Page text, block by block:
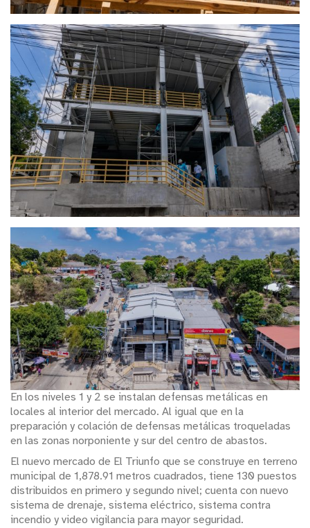
En los niveles 1 y 2 se instalan defensas metálicas en
locales al interior del mercado. Al igual que en la
preparación y colación de defensas metálicas troqueladas
en las zonas norponiente y sur del centro de abastos.
El nuevo mercado de El Triunfo que se construye en terreno
municipal de 1,878.91 metros cuadrados, tiene 130 puestos
distribuidos en primero y segundo nivel; cuenta con nuevo
sistema de drenaje, sistema eléctrico, sistema contra
incendio y video vigilancia para mayor seguridad.